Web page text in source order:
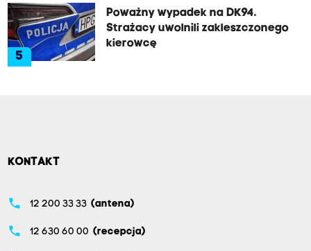
5
Poważny wypadek na DK94.
Strażacy uwolnili zakleszczonego
kierowcę
KONTAKT
phone 12 200 33 33 (antena)
phone 12 630 60 00 (recepcja)